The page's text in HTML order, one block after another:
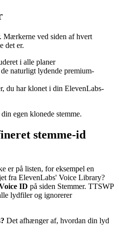
Mærkerne ved siden af hvert
det er.
i alle planer
naturligt lydende premium-
du har klonet i din ElevenLabs-
egen klonede stemme.
stemme-id
er på listen, for eksempel en
fra ElevenLabs' Voice Library?
ID på siden Stemmer. TTSWP
lydfiler og ignorerer
Det afhænger af, hvordan din lyd